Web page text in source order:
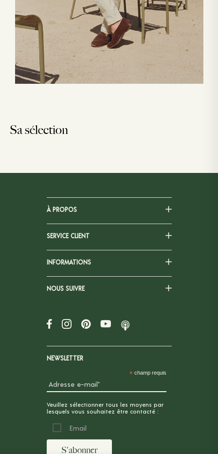
Sa sélection
À PROPOS
SERVICE CLIENT
INFORMATIONS
NOUS SUIVRE
NEWSLETTER
* champ requis
Veuillez sélectionner tous les moyens par
lesquels vous souhaitez être contacté :
Email